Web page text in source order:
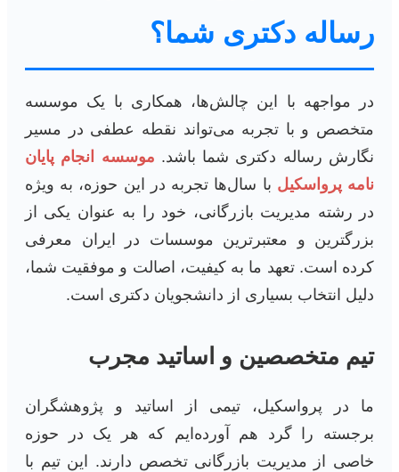
رساله دکتری شما؟
در مواجهه با این چالش‌ها، همکاری با یک موسسه
متخصص و با تجربه می‌تواند نقطه عطفی در مسیر
نگارش رساله دکتری شما باشد. موسسه انجام پایان
نامه پرواسکیل با سال‌ها تجربه در این حوزه، به ویژه
در رشته مدیریت بازرگانی، خود را به عنوان یکی از
بزرگترین و معتبرترین موسسات در ایران معرفی
کرده است. تعهد ما به کیفیت، اصالت و موفقیت شما،
دلیل انتخاب بسیاری از دانشجویان دکتری است.
تیم متخصصین و اساتید مجرب
ما در پرواسکیل، تیمی از اساتید و پژوهشگران
برجسته را گرد هم آورده‌ایم که هر یک در حوزه
خاصی از مدیریت بازرگانی تخصص دارند. این تیم با